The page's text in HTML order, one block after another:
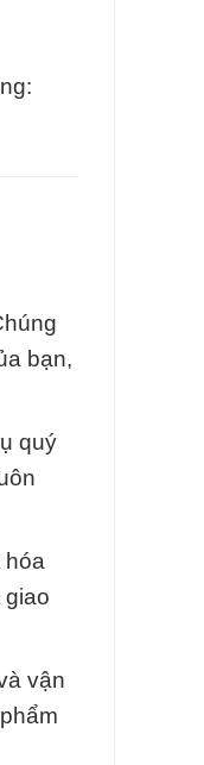
bạn,
quý
hóa
giao
vận